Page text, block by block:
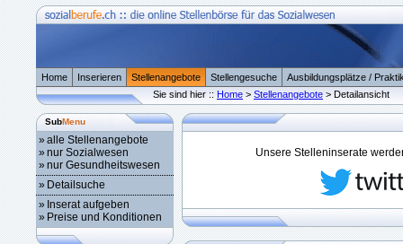
Home Inserieren Stellenangebote Stellengesuche
Ausbildungsplätze /
Sie sind hier :: Home > Stellenangebote > Detailansicht
SubMenu
»alle Stellenangebote
»nur Sozialwesen
»nur Gesundheitswesen
» Detailsuche
» Inserat aufgeben
» Preise und Konditionen
Unsere Stelleninserate